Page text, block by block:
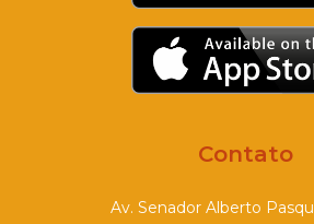
Contato
Av. Senador Alberto